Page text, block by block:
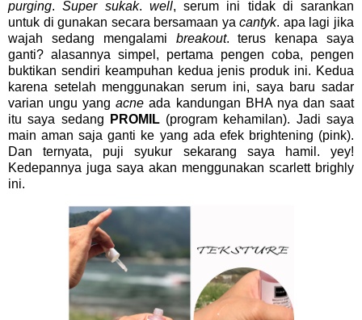
purging.Super sukak. well, serum ini tidak di sarankan
untuk di gunakan secara bersamaan yacantyk. apa lagi jika
wajah sedang mengalami breakout. terus kenapa saya
ganti? alasannya simpel, pertama pengen coba, pengen
buktikan sendiri keampuhan kedua jenis produk ini. Kedua
karena setelah menggunakan serum ini, saya baru sadar
varian ungu yangacne ada kandungan BHA nya dan saat
itu saya sedang
PROMIL(program kehamilan). Jadi saya
main aman saja ganti ke yang ada efek brightening (pink).
Dan ternyata, puji syukur sekarang saya hamil. yey!
Kedepannya juga saya akan menggunakan scarlett brighly
ini.